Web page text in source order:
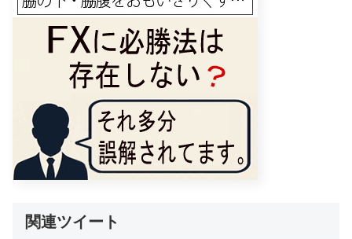
関連ツイート